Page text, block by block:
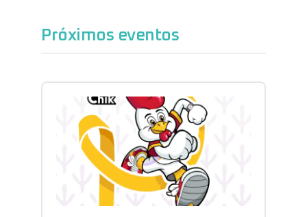
Próximos eventos